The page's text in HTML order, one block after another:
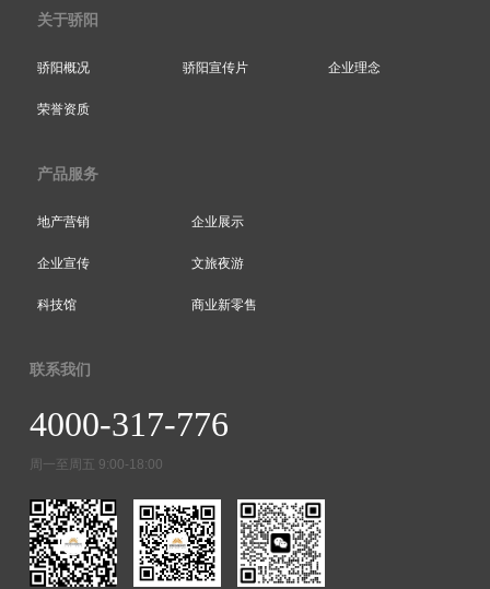
关于骄阳
骄阳概况 骄阳宣传片 企业理念
荣誉资质
产品服务
地产营销 企业展示
企业宣传 文旅夜游
科技馆 商业新零售
联系我们
4000-317-776
周一至周五 9:00-18:00